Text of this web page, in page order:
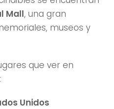
Mall, una gran
museos y
que ver en
Unidos